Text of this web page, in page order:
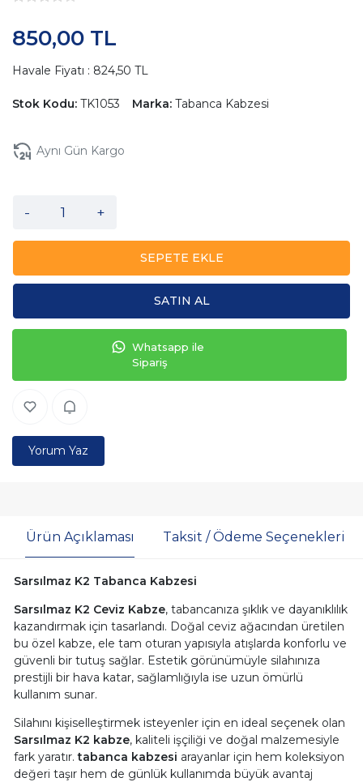
850,00 TL
Havale Fiyatı : 824,50 TL
Stok Kodu: TK1053 Marka: Tabanca Kabzesi
Aynı Gün Kargo
- +
SEPETE EKLE
SATIN AL
Whatsapp ile
Sipariş
Yorum Yaz
Ürün Açıklaması Taksit / Ödeme Seçenekleri
Sarsılmaz K2 Tabanca Kabzesi
Sarsılmaz K2 Ceviz Kabze, tabancanıza şıklık ve dayanıklılık
kazandırmak için tasarlandı. Doğal ceviz ağacından üretilen
bu özel kabze, ele tam oturan yapısıyla atışlarda konforlu ve
güvenli bir tutuş sağlar. Estetik görünümüyle silahınıza
prestijli bir hava katar, sağlamlığıyla ise uzun ömürlü
kullanım sunar.
Silahını kişiselleştirmek isteyenler için en ideal seçenek olan
Sarsılmaz K2 kabze, kaliteli işçiliği ve doğal malzemesiyle
fark yaratır.tabanca kabzesi arayanlar için hem koleksiyon
değeri taşır hem de günlük kullanımda büyük avantaj